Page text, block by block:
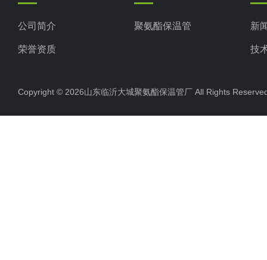
公司简介
荣誉资质
聚氨酯保温管 新
技
Copyright © 2026山东临沂大城聚氨酯保温管厂 All Rights